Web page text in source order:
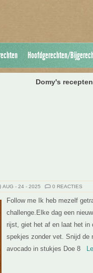
Hoofdgerechten/
Domy's
AUG - 24 - 2025 0 REACTIES
Follow me Ik heb mezelf
challenge.Elke dag een
rijst, giet het af en laat het
spekjes zonder vet. Snijd de
avocado in stukjes Doe 8